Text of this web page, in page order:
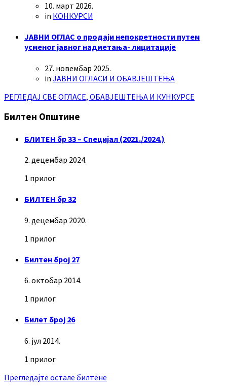
10. март 2026.
in КОНКУРСИ
ЈАВНИ ОГЛАС о продаји непокретности путем
усменог јавног надметања- лицитације
27. новембар 2025.
in ЈАВНИ ОГЛАСИ И ОБАВЈЕШТЕЊА
РЕГЛЕДАЈ СВЕ ОГЛАСЕ, ОБАВЈЕШТЕЊА И КУНКУРСЕ
Билтен Општине
БЛИТЕН бр 33 – Специјал (2021./2024.)
2. децембар 2024.
1 прилог
БИЛТЕН бр 32
9. децембар 2020.
1 прилог
Билтен број 27
6. октобар 2014.
1 прилог
Билет број 26
6. јул 2014.
1 прилог
Прегледајте остале билтене